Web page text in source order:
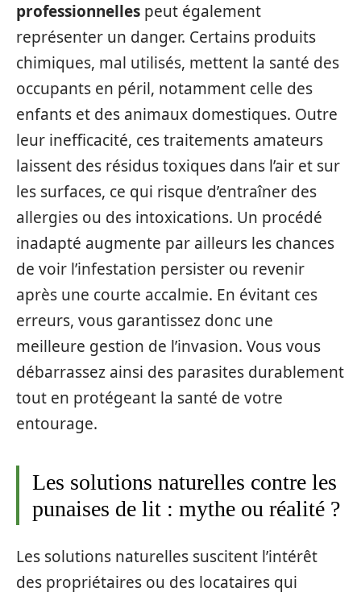
professionnelles peut également
représenter un danger. Certains produits
chimiques, mal utilisés, mettent la santé des
occupants en péril, notamment celle des
enfants et des animaux domestiques. Outre
leur inefficacité, ces traitements amateurs
laissent des résidus toxiques dans l’air et sur
les surfaces, ce qui risque d’entraîner des
allergies ou des intoxications. Un procédé
inadapté augmente par ailleurs les chances
de voir l’infestation persister ou revenir
après une courte accalmie. En évitant ces
erreurs, vous garantissez donc une
meilleure gestion de l’invasion. Vous vous
débarrassez ainsi des parasites durablement
tout en protégeant la santé de votre
entourage.
Les solutions naturelles contre les
punaises de lit : mythe ou réalité ?
Les solutions naturelles suscitent l’intérêt
des propriétaires ou des locataires qui